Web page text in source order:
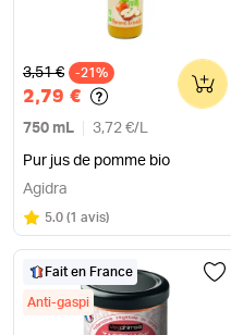
Ancien prix
3,51 € -21%
2,79 €
750 mL 3,72 €/ L
Pur jus de pomme bio
0
Agidra
Note
5.0 sur 5
(1 avis)
Fait en France
Anti-gaspi